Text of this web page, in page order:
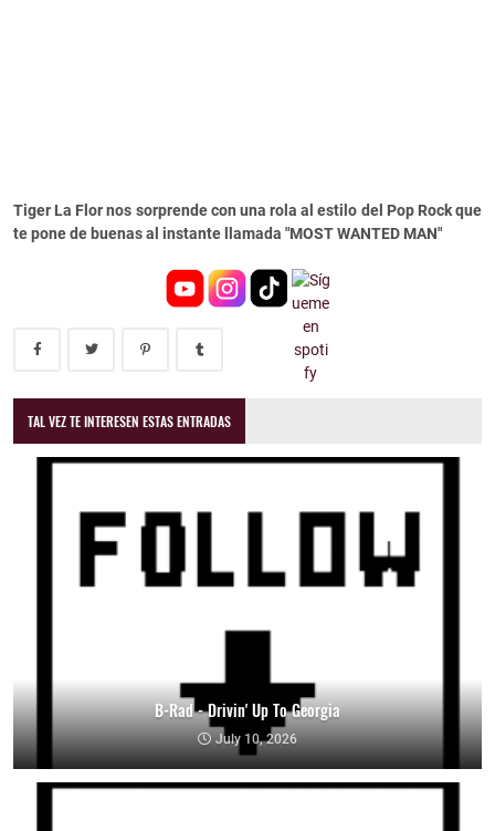
Tiger La Flor nos sorprende con una rola al estilo del Pop Rock que
te pone de buenas al instante llamada "MOST WANTED MAN"
TAL VEZ TE INTERESEN ESTAS ENTRADAS
B-Rad - Drivin' Up To Georgia
July 10, 2026